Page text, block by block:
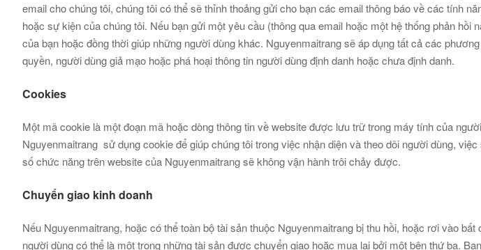
email cho chúng tôi, chúng tôi có thể sẽ thỉnh thoảng gửi cho bạn các email thông báo về các tính
hoặc sự kiện của chúng tôi. Nếu bạn gửi một yêu cầu (thông qua email hoặc một hệ thống phản
của bạn hoặc đồng thời giúp những người dùng khác. Nguyenmaitrang sẽ áp dụng tất cả các
quyền, người dùng giả mạo hoặc phá hoại thông tin người dùng định danh hoặc chưa định danh.
Cookies
Một mã cookie là một đoạn mã hoặc dòng thông tin về website được lưu trữ trong máy tính của
Nguyenmaitrang sử dụng cookie để giúp chúng tôi trong việc nhận diện và theo dõi người dùng,
số chức năng trên website của Nguyenmaitrang sẽ không vận hành trôi chảy được.
Chuyển giao kinh doanh
Nếu Nguyenmaitrang, hoặc có thể toàn bộ tài sản thuộc Nguyenmaitrang bị thu hồi, hoặc rơi vào
người dùng có thể là một trong những tài sản được chuyển giao hoặc mua lại bởi một bên thứ ba.